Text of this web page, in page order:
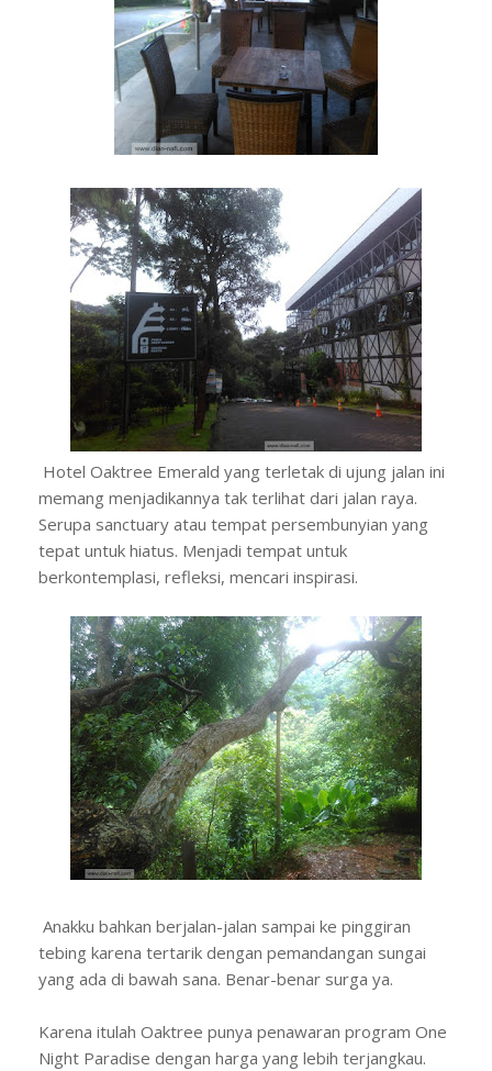
Hotel Oaktree Emerald yang terletak di ujung jalan ini
memang menjadikannya tak terlihat dari jalan raya.
Serupa sanctuary atau tempat persembunyian yang
tepat untuk hiatus. Menjadi tempat untuk
berkontemplasi, refleksi, mencari inspirasi.
Anakku bahkan berjalan-jalan sampai ke pinggiran
tebing karena tertarik dengan pemandangan sungai
yang ada di bawah sana. Benar-benar surga ya.
Karena itulah Oaktree punya penawaran program One
Night Paradise dengan harga yang lebih terjangkau.